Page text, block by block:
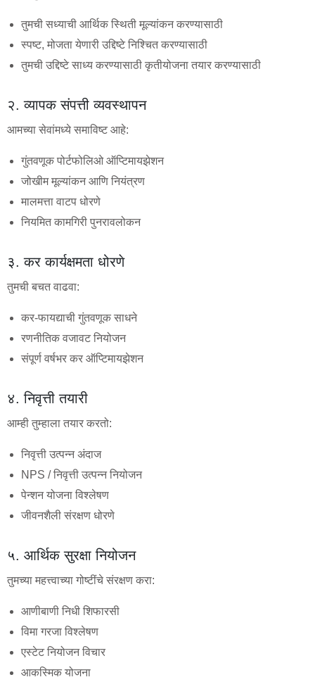
तुमची सध्याची आर्थिक स्थिती मूल्यांकन करण्यासाठी
स्पष्ट, मोजता येणारी उद्दिष्टे निश्चित करण्यासाठी
तुमची उद्दिष्टे साध्य करण्यासाठी कृतीयोजना तयार करण्यासाठी
२. व्यापक संपत्ती व्यवस्थापन
आमच्या सेवांमध्ये समाविष्ट आहे:
गुंतवणूक पोर्टफोलिओ ऑप्टिमायझेशन
जोखीम मूल्यांकन आणि नियंत्रण
मालमत्ता वाटप धोरणे
नियमित कामगिरी पुनरावलोकन
३. कर कार्यक्षमता धोरणे
तुमची बचत वाढवा:
कर-फायद्याची गुंतवणूक साधने
रणनीतिक वजावट नियोजन
संपूर्ण वर्षभर कर ऑप्टिमायझेशन
४. निवृत्ती तयारी
आम्ही तुम्हाला तयार करतो:
निवृत्ती उत्पन्न अंदाज
NPS / निवृत्ती उत्पन्न नियोजन
पेन्शन योजना विश्लेषण
जीवनशैली संरक्षण धोरणे
५. आर्थिक सुरक्षा नियोजन
तुमच्या महत्त्वाच्या गोष्टींचे संरक्षण करा:
आणीबाणी निधी शिफारसी
विमा गरजा विश्लेषण
एस्टेट नियोजन विचार
आकस्मिक योजना